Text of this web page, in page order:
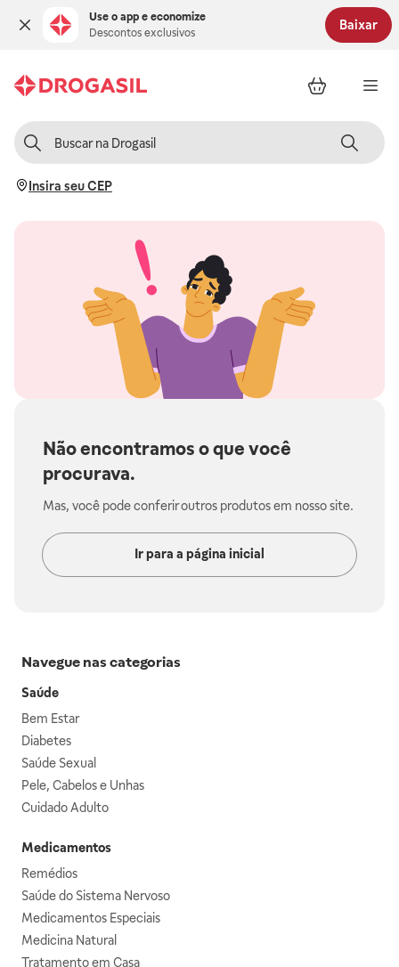
Use o app e economize
Descontos exclusivos
Baixar
Insira seu CEP
Não encontramos o que você
procurava.
Mas, você pode conferir outros produtos em nosso site.
Ir para a página inicial
Navegue nas categorias
Saúde
Bem Estar
Diabetes
Saúde Sexual
Pele, Cabelos e Unhas
Cuidado Adulto
Medicamentos
Remédios
Saúde do Sistema Nervoso
Medicamentos Especiais
Medicina Natural
Tratamento em Casa